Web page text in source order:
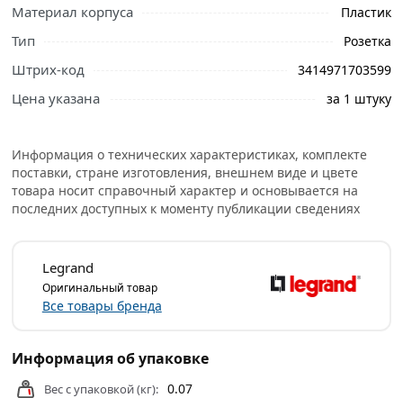
Условия доставки и цены на товар Розетка накладная 2
Legrand Quteo слоновая кость с заземлением 782263 из
категории
действительны в Москве
Материал корпуса Пластик
Тип Розетка
Штрих-код 3414971703599
Цена указана за 1 штуку
Информация о технических характеристиках, комплекте
поставки, стране изготовления, внешнем виде и цвете
товара носит справочный характер и основывается на
последних доступных к моменту публикации сведениях
Legrand
Оригинальный товар
Все товары бренда
Информация об упаковке
Вес с упаковкой (кг): 0.07